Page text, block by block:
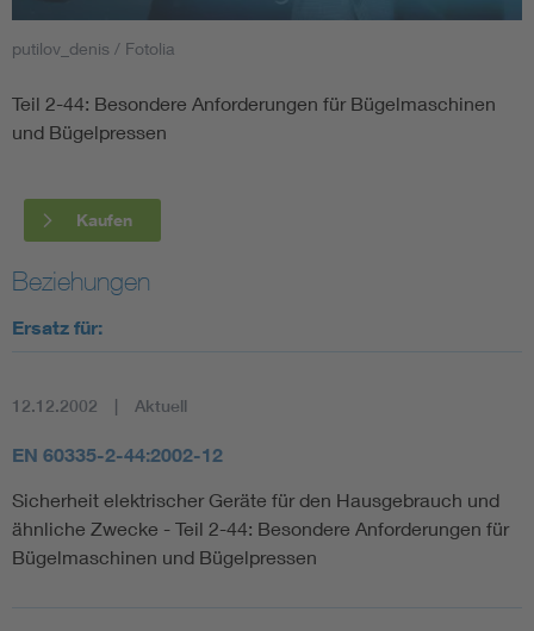
Smart Cities
DKE Fachinformationen im Kontext der Normung
Circular Economy für mehr Ressourceneffizienz
Elektrofachkraft (EFK)
putilov_denis / Fotolia
Teil 2-44: Besondere Anforderungen für Bügelmaschinen
und Bügelpressen
Kaufen
Beziehungen
Ersatz für:
12.12.2002 Aktuell
EN 60335-2-44:2002-12
Sicherheit elektrischer Geräte für den Hausgebrauch und
ähnliche Zwecke - Teil 2-44: Besondere Anforderungen für
Bügelmaschinen und Bügelpressen